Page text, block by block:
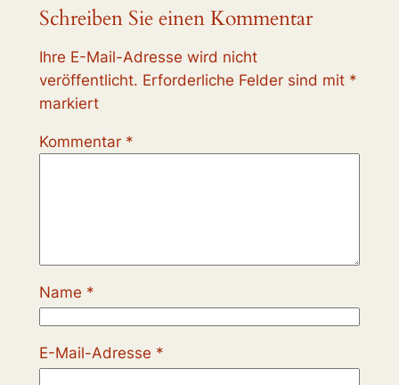
Schreiben Sie einen Kommentar
Ihre E-Mail-Adresse wird nicht
veröffentlicht. Erforderliche Felder sind mit *
markiert
Kommentar *
Name *
E-Mail-Adresse *